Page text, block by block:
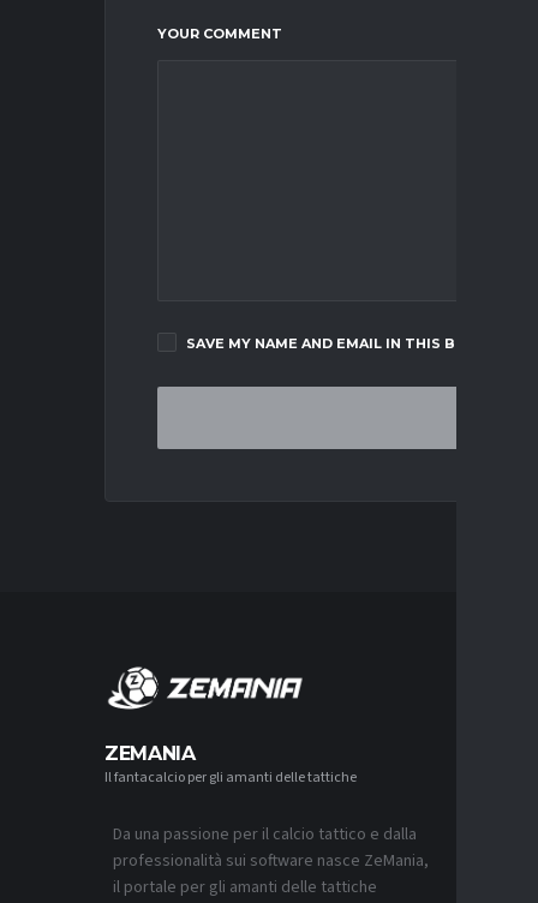
YOUR COMMENT
SAVE MY NAME AND EMAIL IN THIS BROWSER
ZEMANIA
Il fantacalcio per gli amanti delle tattiche
Da una passione per il calcio tattico e dalla
professionalità sui software nasce ZeMania,
il portale per gli amanti delle tattiche